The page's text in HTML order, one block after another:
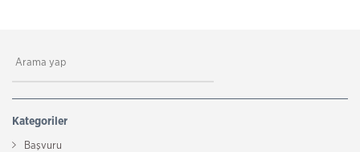
Kategoriler
Başvuru